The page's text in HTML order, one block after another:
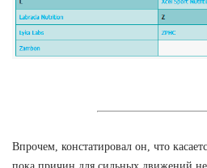
Впрочем, констатировал он, что